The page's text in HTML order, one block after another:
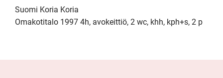
Suomi Koria Koria
Omakotitalo 1997 4h, avokeittiö, 2 wc, khh, kph+s, 2 p